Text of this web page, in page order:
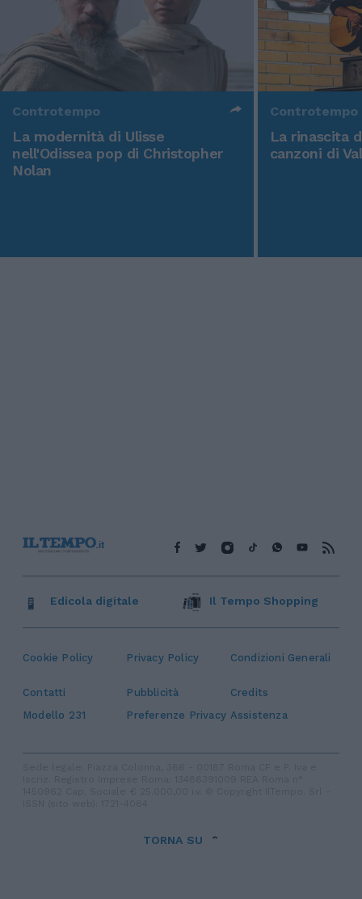
Controtempo
La modernità di Ulisse
nell'Odissea pop di Christopher
Nolan
Controtempo
La rinascita
canzoni di
Cookie Policy Privacy Policy Condizioni Generali
Contatti Pubblicità
Credits
Modello 231
Preferenze Privacy Assistenza
Edicola digitale Il Tempo Shopping
TORNA SU